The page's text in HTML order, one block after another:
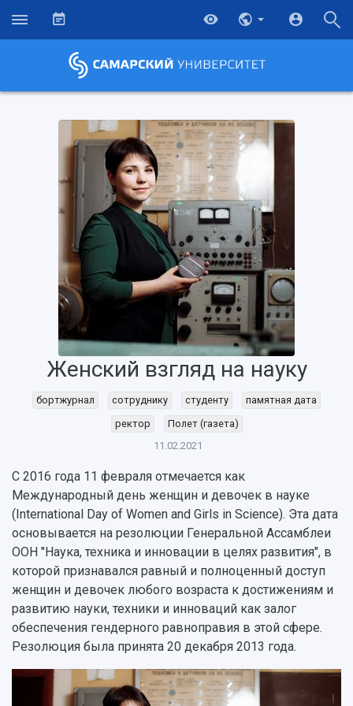
Ключевые факты
Рейтинги
Руководство
Наблюдательный совет
Попечительский совет
Ученый совет
Ректорат
Кадровый резерв
Персоналии
Сотрудники и преподаватели
Бортжурнал
Объявления
События
СМИ об университете
Пресс-центр
Газета "Полет"
Газета "Самарский университет"
Мы в соцсетях
Мультимедиа
Абитуриенту
Бакалавриат и специалитет
Магистратура
Аспирантура
Формы обучения
Учебные планы
Дополнительное образование
Институты и факультеты
Профессорско-преподавательский состав
Научно-исследовательская деятельность
Научные школы и ведущие научные коллективы
Диссертационные советы
Подготовка научных кадров
Конкурс на замещение должностей научных
работников
Научно-технический совет
Научные проекты и темы
Аспирантура и докторантура
Справочные материалы
Женский взгляд на науку
бортжурнал сотруднику студенту
памятная дата
ректор
Полет (газета)
11.02.2021
С 2016 года 11 февраля отмечается как
Международный день женщин и девочек в науке
(International Day of Women and Girls in Science). Эта дата
основывается на резолюции Генеральной Ассамблеи
ООН "Наука, техника и инновации в целях развития", в
которой признавался равный и полноценный доступ
женщин и девочек любого возраста к достижениям и
развитию науки, техники и инноваций как залог
обеспечения гендерного равноправия в этой сфере.
Резолюция была принята 20 декабря 2013 года.